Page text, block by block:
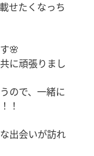
せたくなっち
🌸
に頑張りまし
ので、一緒に
！
出会いが訪れ